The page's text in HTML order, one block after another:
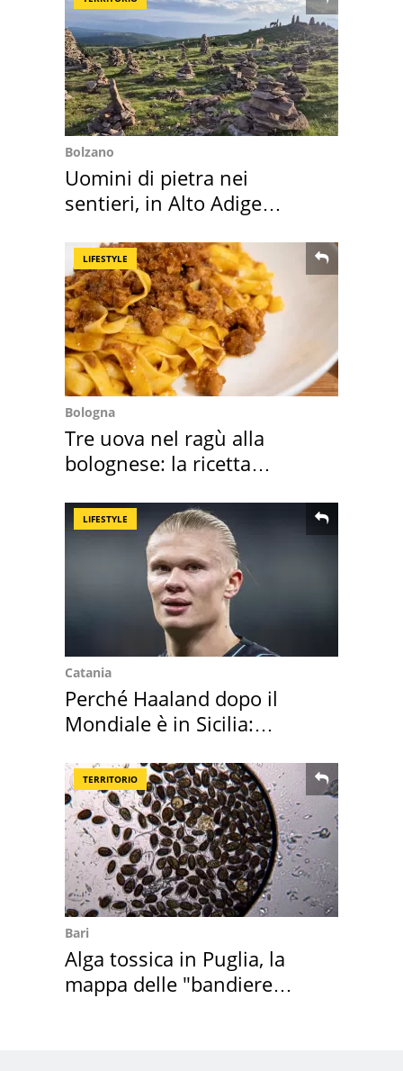
Bolzano
Uomini di pietra nei
sentieri, in Alto Adige
LIFESTYLE
Bologna
Tre uova nel ragù alla
bolognese: la ricetta
LIFESTYLE
Catania
Perché Haaland dopo il
Mondiale è in Sicilia:
TERRITORIO
Bari
Alga tossica in Puglia, la
mappa delle "bandiere